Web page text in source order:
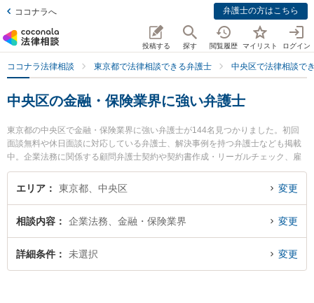
ココナラへ 弁護士の方はこちら
投稿する 探す 閲覧履歴 マイリスト ログイン
ココナラ法律相談 東京都で法律相談できる弁護士 中央区で法律相談で
中央区の金融・保険業界に強い弁護士
東京都の中央区で金融・保険業界に強い弁護士が144名見つかりました。初回
面談無料や休日面談に対応している弁護士、解決事例を持つ弁護士なども掲載
中。企業法務に関係する顧問弁護士契約や契約書作成・リーガルチェック、雇
用契約書・就業規則作成等の細かな分野での絞り込み検索もでき便利です。特
に東京スタートアップ法律事務所の河内 陽子弁護士や東京中央総合法律事務所
間に発生した金融・保険業界のトラブルを今すぐに弁護士に相談したい』『金
融・保険業界のトラブル解決の実績豊富な近くの弁護士を検索したい』『初回
相談無料で金融・保険業界を法律相談できる中央区内の弁護士に相談予約した
エリア 東京都、中央区 変更
相談内容 企業法務、金融・保険業界 変更
詳細条件 未選択 変更